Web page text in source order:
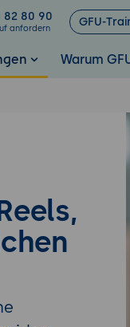
82 80 90
anfordern GFU-
Warum